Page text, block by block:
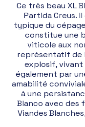
Ce très beau XL
Partida Creus.
typique du
constitue une
viticole aux
représentatif de
explosif,
également par
amabilité
à une
Blanco avec des
Viandes